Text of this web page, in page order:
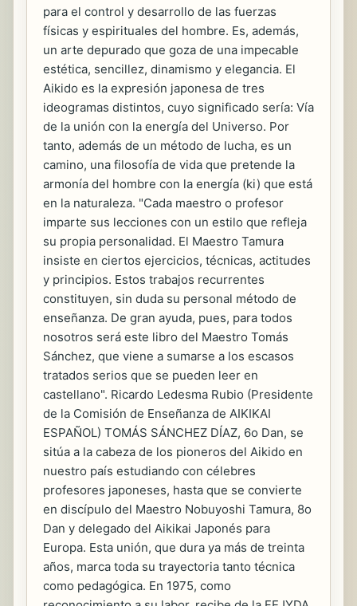
para el control y desarrollo de las fuerzas
físicas y espirituales del hombre. Es, además,
un arte depurado que goza de una impecable
estética, sencillez, dinamismo y elegancia. El
Aikido es la expresión japonesa de tres
ideogramas distintos, cuyo significado sería: Vía
de la unión con la energía del Universo. Por
tanto, además de un método de lucha, es un
camino, una filosofía de vida que pretende la
armonía del hombre con la energía (ki) que está
en la naturaleza. "Cada maestro o profesor
imparte sus lecciones con un estilo que refleja
su propia personalidad. El Maestro Tamura
insiste en ciertos ejercicios, técnicas, actitudes
y principios. Estos trabajos recurrentes
constituyen, sin duda su personal método de
enseñanza. De gran ayuda, pues, para todos
nosotros será este libro del Maestro Tomás
Sánchez, que viene a sumarse a los escasos
tratados serios que se pueden leer en
castellano". Ricardo Ledesma Rubio (Presidente
de la Comisión de Enseñanza de AIKIKAI
ESPAÑOL) TOMÁS SÁNCHEZ DÍAZ, 6o Dan, se
sitúa a la cabeza de los pioneros del Aikido en
nuestro país estudiando con célebres
profesores japoneses, hasta que se convierte
en discípulo del Maestro Nobuyoshi Tamura, 8o
Dan y delegado del Aikikai Japonés para
Europa. Esta unión, que dura ya más de treinta
años, marca toda su trayectoria tanto técnica
como pedagógica. En 1975, como